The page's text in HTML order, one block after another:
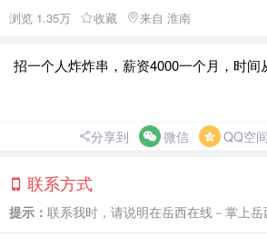
浏览 1.35万 收藏 来自 淮南
招一个人炸炸串，薪资4000一个月，时间
分享到 微信 QQ空间
联系方式
提示： 联系我时，请说明在岳西在线－掌上岳